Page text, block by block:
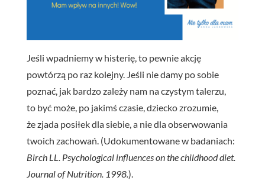
Jeśli wpadniemy w histerię, to pewnie akcję
powtórzą po raz kolejny. Jeśli nie damy po sobie
poznać, jak bardzo zależy nam na czystym talerzu,
to być może, po jakimś czasie, dziecko zrozumie,
że zjada posiłek dla siebie, a nie dla obserwowania
twoich zachowań. (Udokumentowane w badaniach:
Birch LL. Psychological influences on the childhood diet.
Journal of Nutrition. 1998.).